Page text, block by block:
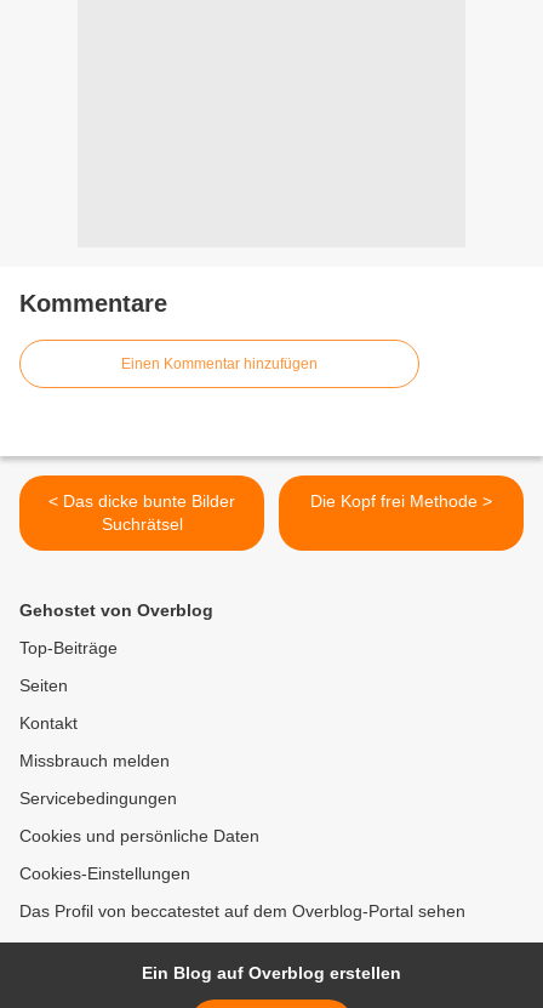
Kommentare
Einen Kommentar hinzufügen
< Das dicke bunte Bilder
Suchrätsel
Die Kopf frei Methode >
Gehostet von Overblog
Top-Beiträge
Seiten
Kontakt
Missbrauch melden
Servicebedingungen
Cookies und persönliche Daten
Cookies-Einstellungen
Das Profil von beccatestet auf dem Overblog-Portal sehen
Ein Blog auf Overblog erstellen